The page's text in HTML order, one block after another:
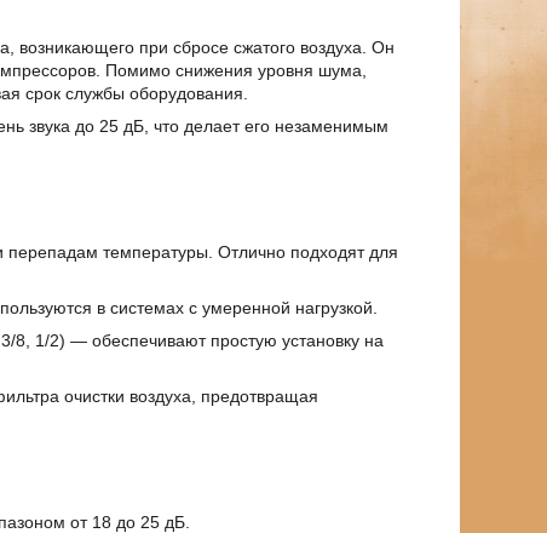
возникающего при сбросе сжатого воздуха. Он
Помимо снижения уровня шума,
срок службы оборудования.
звука до 25 дБ, что делает его незаменимым
перепадам температуры. Отлично подходят для
в системах с умеренной нагрузкой.
8, 1/2) — обеспечивают простую установку на
очистки воздуха, предотвращая
от 18 до 25 дБ.